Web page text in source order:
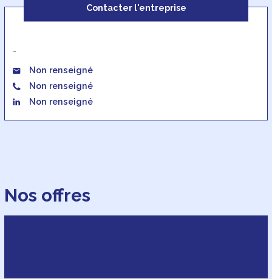
Contacter l'entreprise
-
Non renseigné
Non renseigné
Non renseigné
Nos offres